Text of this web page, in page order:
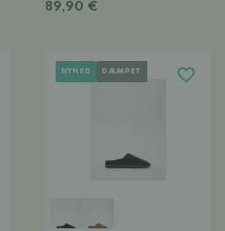
89,90 €
NYHED DÆMPET